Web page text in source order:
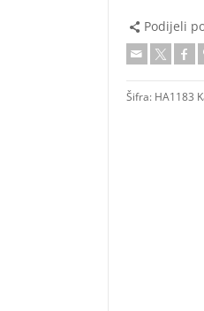
Podijeli
Šifra: HA1183